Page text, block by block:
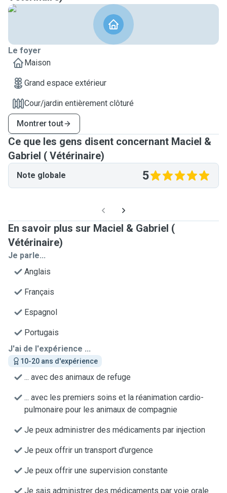
Le foyer
Maison
Grand espace extérieur
Cour/jardin entièrement clôturé
Montrer tout
Ce que les gens disent concernant Maciel &
Gabriel ( Vétérinaire)
Note globale 5
En savoir plus sur Maciel & Gabriel (
Vétérinaire)
Je parle...
Anglais
Français
Espagnol
Portugais
J'ai de l'expérience ...
10-20 ans d'expérience
... avec des animaux de refuge
... avec les premiers soins et la réanimation cardio-
pulmonaire pour les animaux de compagnie
Je peux administrer des médicaments par injection
Je peux offrir un transport d'urgence
Je peux offrir une supervision constante
Je sais administrer des médicaments par voie orale